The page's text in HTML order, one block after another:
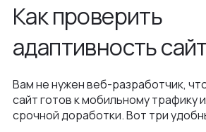
Как проверить
адаптивность
Вам не нужен веб-разработчик,
сайт готов к мобильному трафику
срочной доработки. Вот три